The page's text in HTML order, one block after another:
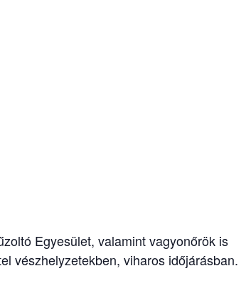
Egyesület, valamint vagyonőrök is
vészhelyzetekben, viharos időjárásban.